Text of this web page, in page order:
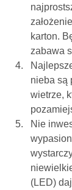
karton.
zabawa
nieba są
wietrze,
Nie
(LED)